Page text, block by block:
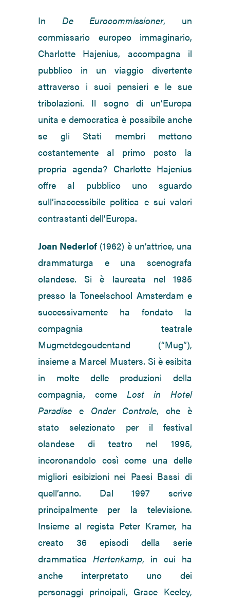
In De Eurocommissioner, un
commissario europeo immaginario,
Charlotte Hajenius, accompagna il
pubblico in un viaggio divertente
attraverso i suoi pensieri e le sue
tribolazioni. Il sogno di un’Europa
unita e democratica è possibile anche
se gli Stati membri mettono
costantemente al primo posto la
propria agenda? Charlotte Hajenius
offre al pubblico uno sguardo
sull’inaccessibile politica e sui valori
contrastanti dell’Europa.
Joan Nederlof (1962) è un’attrice, una
drammaturga e una scenografa
olandese. Si è laureata nel 1985
presso la Toneelschool Amsterdam e
successivamente ha fondato la
compagnia teatrale
Mugmetdegoudentand (“Mug”),
insieme a Marcel Musters. Si è esibita
in molte delle produzioni della
compagnia, come Lost in Hotel
Paradise e Onder Controle, che è
stato selezionato per il festival
olandese di teatro nel 1995,
incoronandolo così come una delle
migliori esibizioni nei Paesi Bassi di
quell’anno. Dal 1997 scrive
principalmente per la televisione.
Insieme al regista Peter Kramer, ha
creato 36 episodi della serie
drammatica Hertenkamp, in cui ha
anche interpretato uno dei
personaggi principali, Grace Keeley,